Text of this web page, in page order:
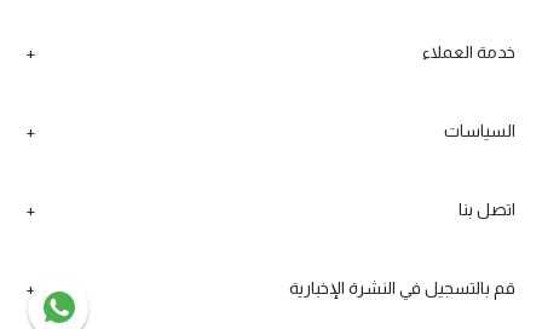
خدمة العملاء
السياسات
اتصل بنا
قم بالتسجيل في النشرة الإخبارية